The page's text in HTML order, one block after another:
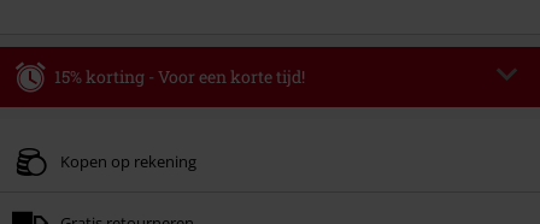
15% korting - Voor een korte tijd!
Geldig t/m 09-08-2026
Kopen op rekening